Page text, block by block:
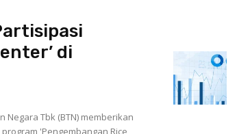
di
Negara Tbk (BTN) memberikan
'Pengembangan Rice